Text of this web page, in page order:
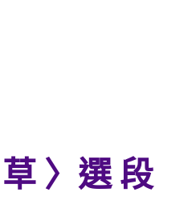
〉選 段